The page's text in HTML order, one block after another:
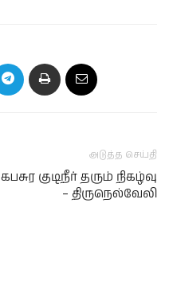
அடுத்த செய்தி
கபசுர குடிநீர் தரும் நிகழ்வு
– திருநெல்வேலி